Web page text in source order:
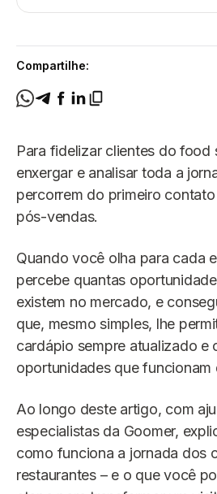
Compartilhe:
Para fidelizar clientes do food
enxergar e analisar toda a
percorrem do primeiro
pós-vendas.
Quando você olha para cada
percebe quantas
existem no mercado, e
que, mesmo simples, lhe
cardápio sempre atualizado e
oportunidades que funcionam
Ao longo deste artigo, com
especialistas da Goomer,
como funciona a jornada dos
restaurantes – e o que você